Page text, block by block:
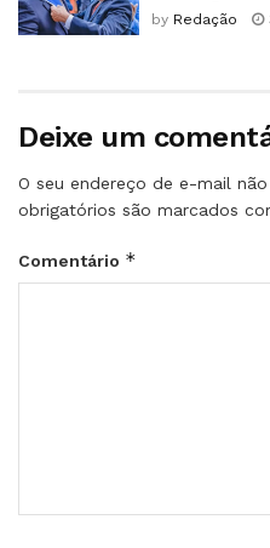
by Redação
Deixe um
O seu endereço de e-mail
obrigatórios são marcados
Comentário *